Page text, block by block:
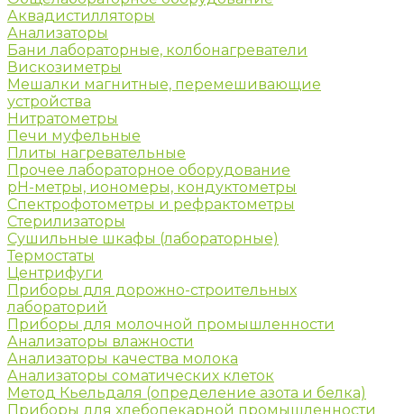
Аквадистилляторы
Анализаторы
Бани лабораторные, колбонагреватели
Вискозиметры
Мешалки магнитные, перемешивающие
устройства
Нитратометры
Печи муфельные
Плиты нагревательные
Прочее лабораторное оборудование
рН-метры, иономеры, кондуктометры
Спектрофотометры и рефрактометры
Стерилизаторы
Сушильные шкафы (лабораторные)
Термостаты
Центрифуги
Приборы для дорожно-строительных
лабораторий
Приборы для молочной промышленности
Анализаторы влажности
Анализаторы качества молока
Анализаторы соматических клеток
Метод Кьельдаля (определение азота и белка)
Приборы для хлебопекарной промышленности